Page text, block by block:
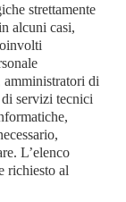
strettamente
alcuni casi,
di
servizi tecnici
L’elenco
richiesto al